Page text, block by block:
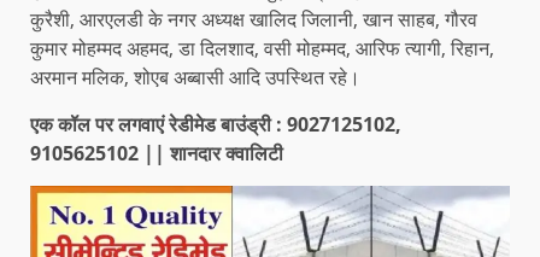
कुरैशी, आरएलडी के नगर अध्यक्ष खालिद जिलानी, खान साहब, गौरव
कुमार मोहम्मद अहमद, डा दिलशाद, वसी मोहम्मद, आरिफ त्यागी, रिहान,
अरमान मलिक, शोएब अब्बासी आदि उपस्थित रहे।
एक कॉल पर लगवाएं रेडीमेड बाउंड्री : 9027125102,
9105625102 || शानदार क्वालिटी